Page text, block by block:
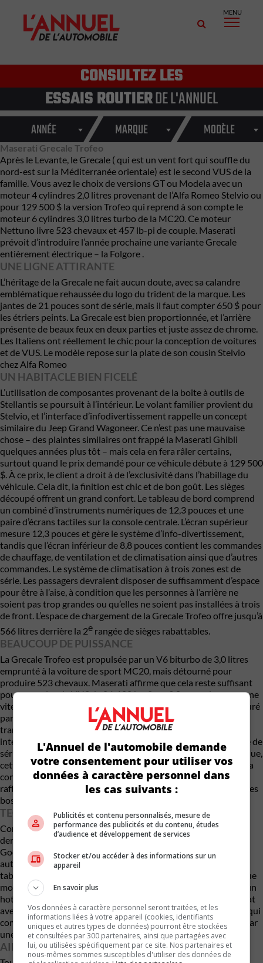
MENU
CONSULTEZ LES
ESSAIS ROUTIERDE L'ANNUEL
ANNÉE MARQUE MODÈLE
Maserati Grecale Trofeo
Après le Levante, le Grecale ( qui est un vent fort qui souffle du
nord-est sur la Méditerranée orientale) est le second VUS de la
famille. Vous avez le choix de versions GT ou Modela avec un
moteur 4 cylindres 2,0 litres provenant de l’Alfa Romeo Stelvio ou
pour 129 500 $ la version Trofeo qui reprend à son compte le
moteur 6 cylindres 3,0 litres turbo de la MC20. Ce moteur
Nettuno livre 523 chevaux et 457 lb-pi de couple. Maserati
prévoit d’introduire l’année prochaine une variante Grecale
entièrement électrique – la Folgore .
UNE LIGNE ATTIRANTE
L’héritage de la Grecale ne fait aucun doute, avec sa calandre
emblématique rehaussée du logo du trident de la marque. Les
jantes de 21 pouces sont de série, mais il faut compter 650 $ pour
les étriers peints. La Grecale est bien proportionnée, et l’arrière
présente de beaux feux en deux parties et juste assez de chrome.
Les Italiens ont réellement le chic pour la conception de voitures
et de VUS. Le modèle repose sur la plate de son cousin Stelvio
chez Alfa Romeo
UN HABITACLE BIEN FICELÉ
L’utilisation de composantes provenant de la boîte à outils de
Stellantis se poursuit à l’intérieur. Le volant familier provient du
Stelvio, et l’interface d’infodivertissement rappelle un concept
similaire du Jeep Grand Wagoneer. Ce n’est pas une mauvaise
chose – des plaintes similaires ont frappé la Maserati Ghibli
quelques années plus tôt – mais cela en fera râler certains,
surtout quand le prix demandé pour ce véhicule débute à 129 500
$. À ce prix, le client a droit à de l’exclusivité dans l’habillage du
véhicule. Cela dit, la finition est chic et de bon goût. Les sièges
découpé offrent un grand confort. Le tableau de bord comprend
un combiné d’instruments numériques de 12,3 pouces et une
paire d’écrans tactiles sur la console centrale. L’écran supérieur
mesure 12,3 pouces et gère le système d’info-divertissement,
tandis que l’écran inférieur de 8,8 pouces contient les commandes
de chauffage, de ventilation et de climatisation ainsi que d’autres
commandes. Le système de climatisation à trois zones est de
série. Les passagers devraient disposer de suffisamment d’espace
pour être à l’aise, à condition que les personnes à l’arrière ne
soient pas trop grandes ou qu’elles ne soient pas installées à trois
de front. L’espace de chargement de la Grecale Trofeo offre jusqu’à
566 litres derrière la 2e rangée de sièges rabattables.
BEAUCOUP DE PUISSANCE
La Grecale Trofeo est propulsée par un V6 biturbo de 3,0 litres
emprunté à la voiture de sport MC20, mais détourné pour
produire 523 chevaux. Maserati affirme que cela reste suffisant
pour propulser le VUS de 0 à 100 km/h en 3,8 secondes, avec une
vitesse maximale de 285 km/h. Le passage des vitesses est assuré
par une boîte automatique à huit rapports qui contribue à
transmettre toute cette puissance au système de transmission
intégrale de la Grecale Trofeo. La Trofeo est également équipée de
série d’amortisseurs adaptatifs et d’une suspension pneumatique,
cette dernière pouvant être réglée en fonction des besoins de la
conduite. Selon notre expérience, le mode de conduite Corsa
raffermit trop les choses et rend la conduite inconfortable sur les
bosses de la route.
TECHNO SIGNÉ STELLANTIS
Comme la Grecale standard, la Grecale Trofeo est équipée du
dernier système d’info-divertissement de Maserati basé sur
Google, qui fonctionne sur un écran tactile de 12,3 pouces. Un
autre écran tactile de 8,8 pouces, situé sous l’écran principal du
tableau de bord, permet de contrôler d’autres fonctions. Chaque
modèle est livré avec Apple CarPlay et Android Auto sans fil ; un
hotspot Wi-Fi est également inclus. Maserati a passé un contrat
avec Sonus Faber pour le système stéréo de la Grecale Trofeo, qui
comprend 14 haut-parleurs de série mais peut être complété par
une configuration encore plus puissante de 21 haut-parleurs.
AIDES À LA CONDUITE
L'Annuel de l'automobile demande
votre consentement pour utiliser vos
données à caractère personnel dans
les cas suivants :
Publicités et contenu personnalisés, mesure de
performance des publicités et du contenu, études
d’audience et développement de services
Stocker et/ou accéder à des informations sur un
appareil
En savoir plus
Vos données à caractère personnel seront traitées, et les
informations liées à votre appareil (cookies, identifiants
uniques et autres types de données) pourront être stockées
et consultées par 300 partenaires, ainsi que partagées avec
lui, ou utilisées spécifiquement par ce site. Nos partenaires et
nous-mêmes sommes susceptibles d'utiliser des données de